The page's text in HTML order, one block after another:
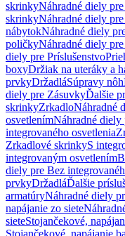
skrinkyNáhradné diely
skrinkyNáhradné diely
nábytokNáhradné diely
poličkyNáhradné diely
diely pre Príslušenstvo
boxyDržiak na uteráky a
prvkyDržadláSúpravy nôh
diely pre ZásuvkyĎalšie
skrinkyZrkadloNáhradné
osvetlenímNáhradné diely
integrovaného osvetlenia
Zrkadlové skrinkyS
integrovaným osvetlením
diely pre Bez
prvkyDržadláĎalšie
armatúryNáhradné diely
napájanie zo siete
sieteStojančekové,
Stojančekové, napájanie